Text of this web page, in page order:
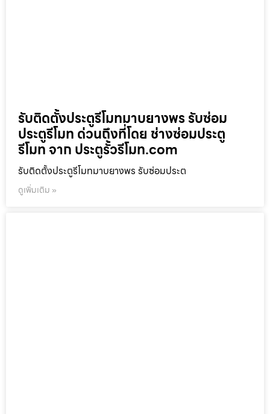
รับติดตั้งประตูรีโมทมาบยางพร รับซ่อม
ประตูรีโมท ด่วนถึงที่โดย ช่างซ่อมประตู
รีโมท จาก ประตูรั้วรีโมท.com
รับติดตั้งประตูรีโมทมาบยางพร รับซ่อมประต
ดูเพิ่มเติม »